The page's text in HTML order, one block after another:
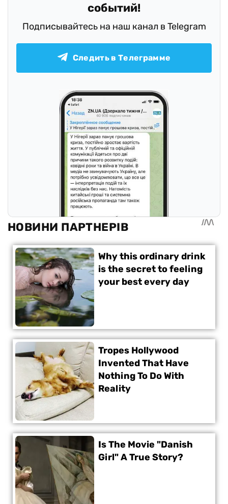
событий!
Подписывайтесь на наш канал в Telegram
Следить в Телеграмме